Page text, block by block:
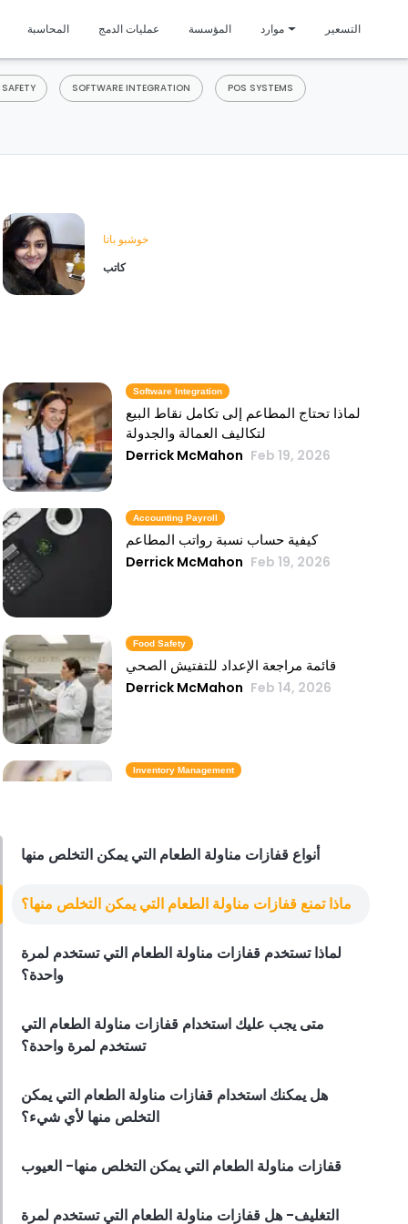
المحاسبة عمليات الدمج المؤسسة موارد التسعير
SOFTWARE INTEGRATION POS SYSTEMS
خوشبو باتا
كاتب
Software Integration
لماذا تحتاج المطاعم إلى تكامل نقاط البيع
لتكاليف العمالة والجدولة
Derrick McMahon Feb 19, 2026
Accounting Payroll
كيفية حساب نسبة رواتب المطاعم
Derrick McMahon Feb 19, 2026
Food Safety
قائمة مراجعة الإعداد للتفتيش الصحي
Derrick McMahon Feb 14, 2026
Inventory Management
Employee Scheduling
قائمة مراجعة تدريب موظفي المطعم
Food Safety
قائمة التحقق من سلامة الغذاء للمطاعم
كيف تعرف ما إذا كان مطعمك قد تجاوز
Derrick McMahon Feb 04, 2026
أنواع قفازات مناولة الطعام التي يمكن التخلص منها
ماذا تمنع قفازات مناولة الطعام التي يمكن التخلص منها؟
لماذا تستخدم قفازات مناولة الطعام التي تستخدم لمرة
واحدة؟
متى يجب عليك استخدام قفازات مناولة الطعام التي
تستخدم لمرة واحدة؟
هل يمكنك استخدام قفازات مناولة الطعام التي يمكن
التخلص منها لأي شيء؟
قفازات مناولة الطعام التي يمكن التخلص منها- العيوب
التغليف- هل قفازات مناولة الطعام التي تستخدم لمرة